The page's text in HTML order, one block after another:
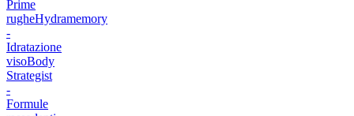
Prime
rugheHydramemory
-
Idratazione
visoBody
Strategist
-
Formule